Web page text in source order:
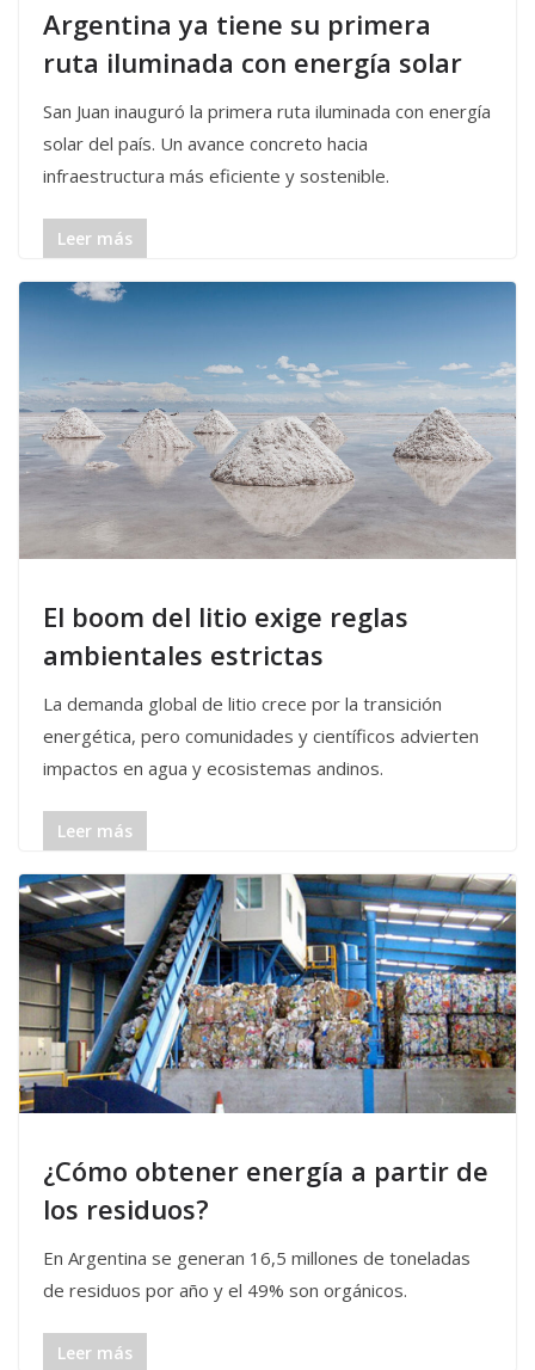
Argentina ya tiene su primera
ruta iluminada con energía solar
San Juan inauguró la primera ruta iluminada con energía
solar del país. Un avance concreto hacia
infraestructura más eficiente y sostenible.
Leer más
El boom del litio exige reglas
ambientales estrictas
La demanda global de litio crece por la transición
energética, pero comunidades y científicos advierten
impactos en agua y ecosistemas andinos.
Leer más
¿Cómo obtener energía a partir de
los residuos?
En Argentina se generan 16,5 millones de toneladas
de residuos por año y el 49% son orgánicos.
Leer más